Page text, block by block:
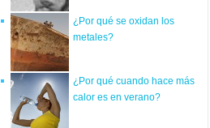
¿Por qué se oxidan los
metales?
¿Por qué cuando hace más
calor es en verano?